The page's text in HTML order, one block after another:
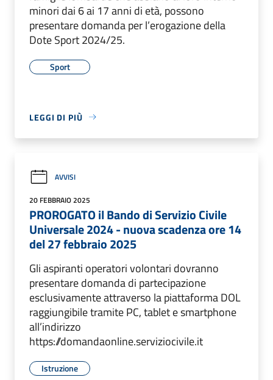
minori dai 6 ai 17 anni di età, possono
presentare domanda per l’erogazione della
Dote Sport 2024/25.
Sport
LEGGI DI PIÙ
AVVISI
20 FEBBRAIO 2025
PROROGATO il Bando di Servizio Civile
Universale 2024 - nuova scadenza ore 14
del 27 febbraio 2025
Gli aspiranti operatori volontari dovranno
presentare domanda di partecipazione
esclusivamente attraverso la piattaforma DOL
raggiungibile tramite PC, tablet e smartphone
all’indirizzo
https://domandaonline.serviziocivile.it
Istruzione